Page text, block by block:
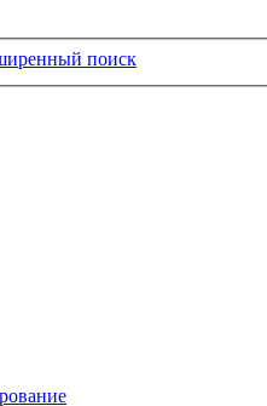
поиск